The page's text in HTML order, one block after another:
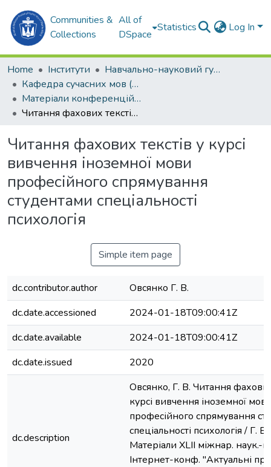
Communities &
Collections
All of
DSpace
Statistics Log In
Home Інститути
Навчально-науковий гуманітарний інститут (ННГІ)
Кафедра сучасних мов (СМ)
Матеріали конференцій (СМ)
Читання фахових текстів у курсі вивчення іноземної мови професійного спрямування студентами спеціальності психологія
Читання фахових текстів у курсі
вивчення іноземної мови
професійного спрямування
студентами спеціальності
психологія
Simple item page
dc.contributor.author
Овсянко Г. В.
dc.date.accessioned
2024-01-18T09:00:41Z
dc.date.available
2024-01-18T09:00:41Z
dc.date.issued
2020
dc.description
Овсянко, Г. В. Читання
курсі вивчення іноземної
професійного спрямування
спеціальності психологія / Г.
Матеріали ХLІI міжнар. наук.-
Інтернет-конф. "Актуальні